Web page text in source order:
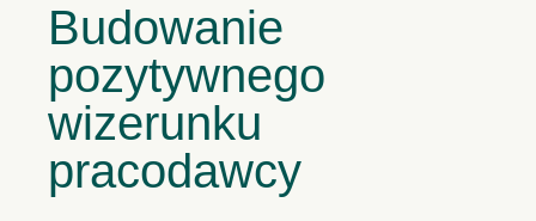
Budowanie
pozytywnego
wizerunku
pracodawcy